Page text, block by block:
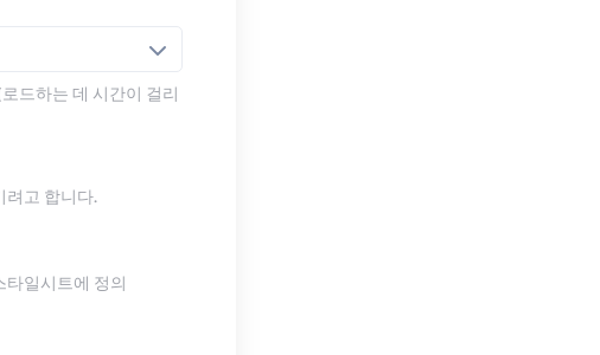
드하는 데 시간이 걸리
려고 합니다.
일시트에 정의